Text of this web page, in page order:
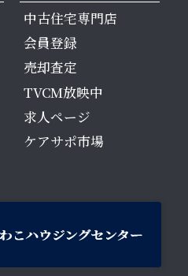
中古住宅専門店
会員登録
売却査定
TVCM放映中
求人ページ
ケアサポ市場